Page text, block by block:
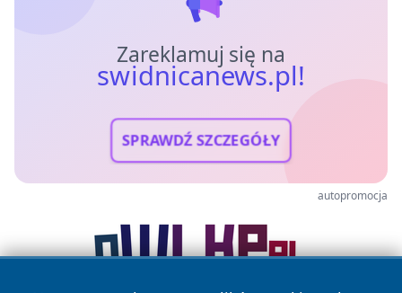
Zareklamuj się na
swidnicanews.pl!
SPRAWDŹ SZCZEGÓŁY
autopromocja